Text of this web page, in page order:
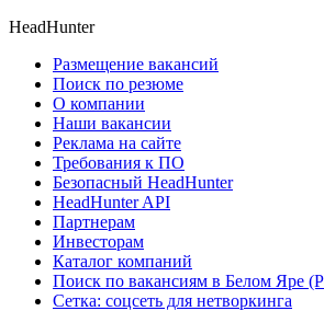
HeadHunter
Размещение вакансий
Поиск по резюме
О компании
Наши вакансии
Реклама на сайте
Требования к ПО
Безопасный HeadHunter
HeadHunter API
Партнерам
Инвесторам
Каталог компаний
Поиск по вакансиям в Белом Яре
Сетка: соцсеть для нетворкинга